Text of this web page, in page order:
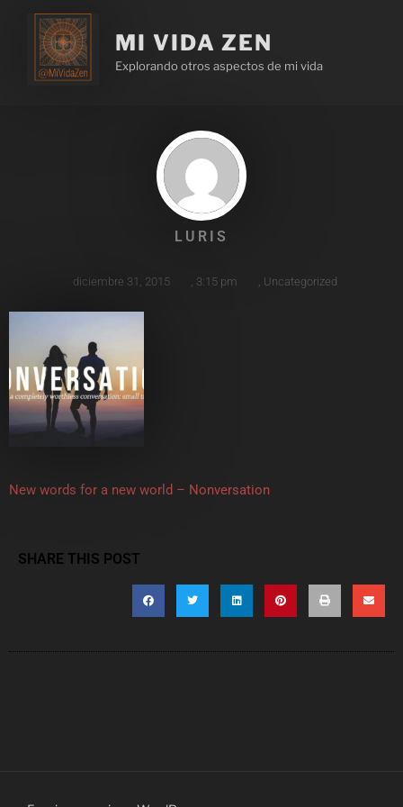
MI VIDA ZEN
Explorando otros aspectos de mi vida
LURIS
diciembre 31, 2015 3:15 pm Uncategorized
New words for a new world – Nonversation
SHARE THIS POST